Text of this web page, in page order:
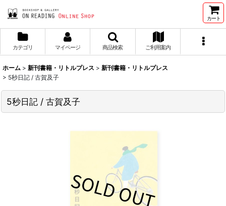
カート
カテゴリ マイページ 商品検索 ご利用案内
ホーム > 新刊書籍・リトルプレス > 新刊書籍・リトルプレス
> 5秒日記 / 古賀及子
5秒日記 / 古賀及子